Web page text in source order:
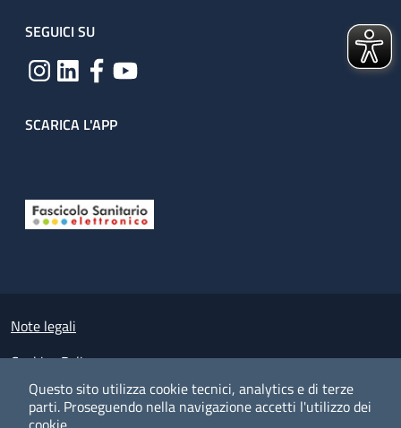
Questo sito utilizza cookie tecnici, analytics e di terze
parti. Proseguendo nella navigazione accetti l'utilizzo dei
SEGUICI SU
SCARICA L'APP
Small prints
Note legali
Cookies Policy
Policy privacy e protezione del dato personale